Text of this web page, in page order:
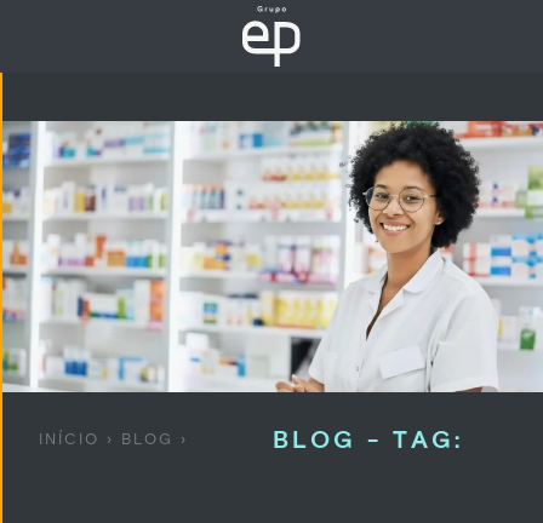
INÍCIO › BLOG › BLOG - TAG: